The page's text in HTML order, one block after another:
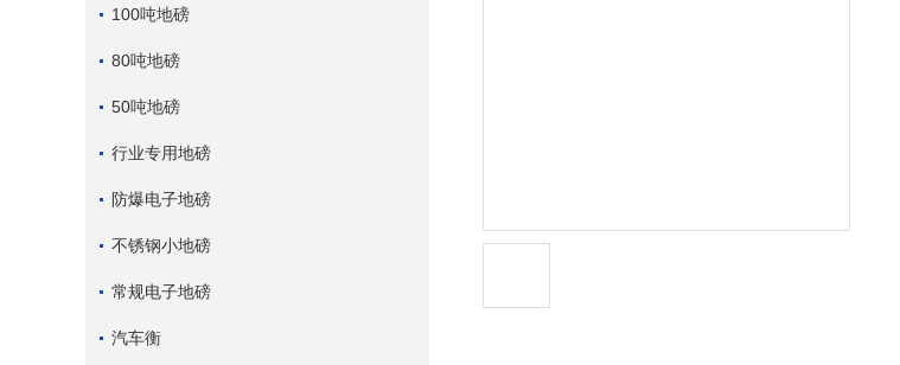
100吨地磅
80吨地磅
50吨地磅
行业专用地磅
防爆电子地磅
不锈钢小地磅
常规电子地磅
汽车衡